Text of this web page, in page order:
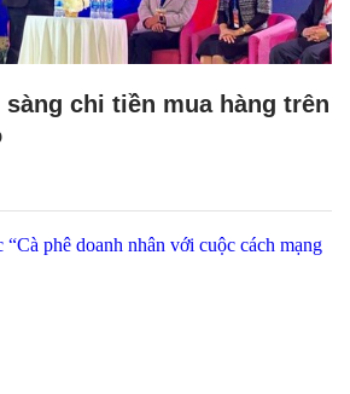
chi tiền mua hàng trên